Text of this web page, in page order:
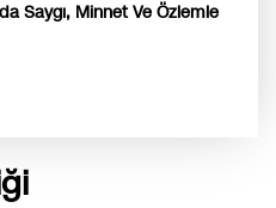
Saygı, Minnet Ve Özlemle